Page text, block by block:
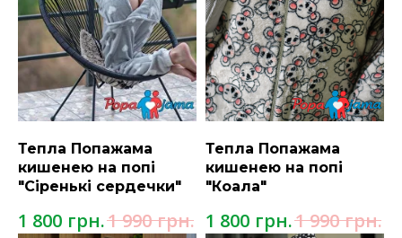
Тепла Попажама
кишенею на попі
"Сіренькі сердечки"
1 800 грн.1 990 грн.
Тепла Попажама
кишенею на попі
"Коала"
1 800 грн.1 990 грн.